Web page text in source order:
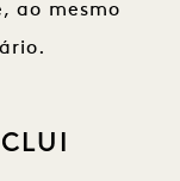
ao mesmo